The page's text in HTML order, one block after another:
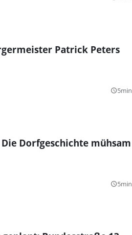
Patrick Peters
query_builder5min
Dorfgeschichte mühsam
query_builder5min